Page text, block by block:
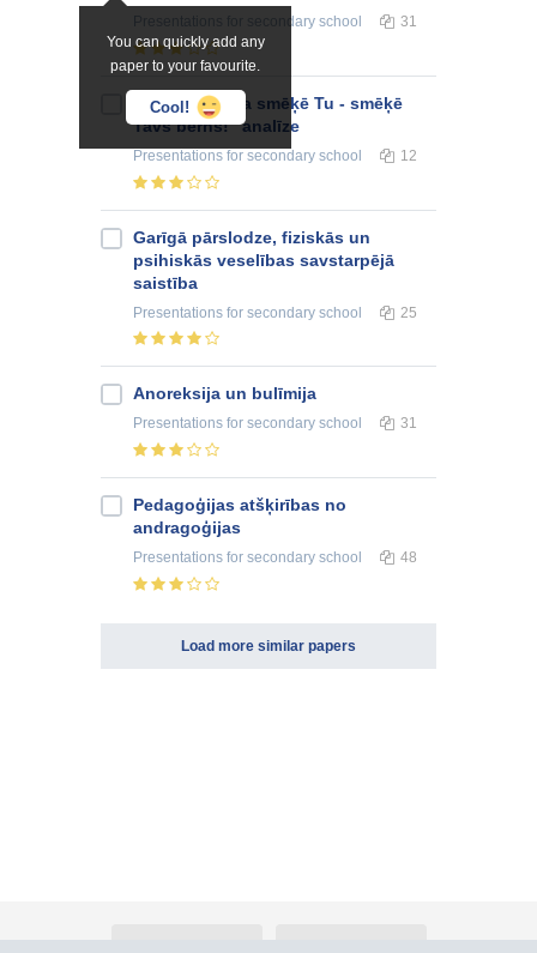
You can quickly add any
paper to your favourite.
Cool!
for secondary school 31
Kampaņas "Ja smēķē Tu - smēķē
Tavs bērns!" analīze
Presentations for secondary school 12
Garīgā pārslodze, fiziskās un
psihiskās veselības savstarpējā
saistība
Presentations for secondary school 25
Anoreksija un bulīmija
Presentations for secondary school 31
Pedagoģijas atšķirības no
andragoģijas
Presentations for secondary school 48
Load more similar papers